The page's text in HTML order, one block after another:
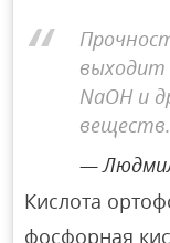
выходит
NaOH и
веществ.
Кислота
фосфорная